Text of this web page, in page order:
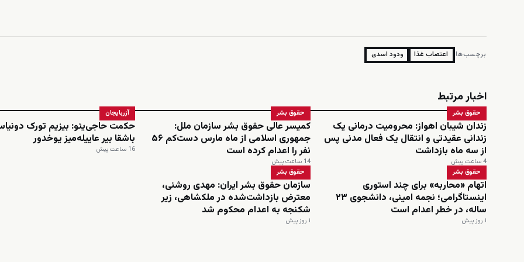
برچسب‌ها: اعتصاب غذا ودود اسدی
اخبار مرتبط
حقوق بشر
زندان شیبان اهواز: محرومیت درمانی یک
زندانی عقیدتی و انتقال یک فعال مدنی پس
از سه ماه بازداشت
4 ساعت پیش
حقوق بشر
کمیسر عالی حقوق بشر سازمان ملل:
جمهوری اسلامی از ماه مارس دست‌کم ۵۶
نفر را اعدام کرده است
14 ساعت پیش
آزربایجان
حکمت حاجی‌یئو: بیزیم تورک
باشقا بیر عاییله‌میز یوخدور
16 ساعت پیش
حقوق بشر
اتهام «محاربه» برای چند استوری
اینستاگرامی؛ نجمه امینی، دانشجوی ۲۳
ساله، در خطر اعدام است
۱ روز پیش
حقوق بشر
سازمان حقوق بشر ایران: مهدی روشنی،
معترض بازداشت‌شده در ملکشاهی، زیر
شکنجه به اعدام محکوم شد
۱ روز پیش